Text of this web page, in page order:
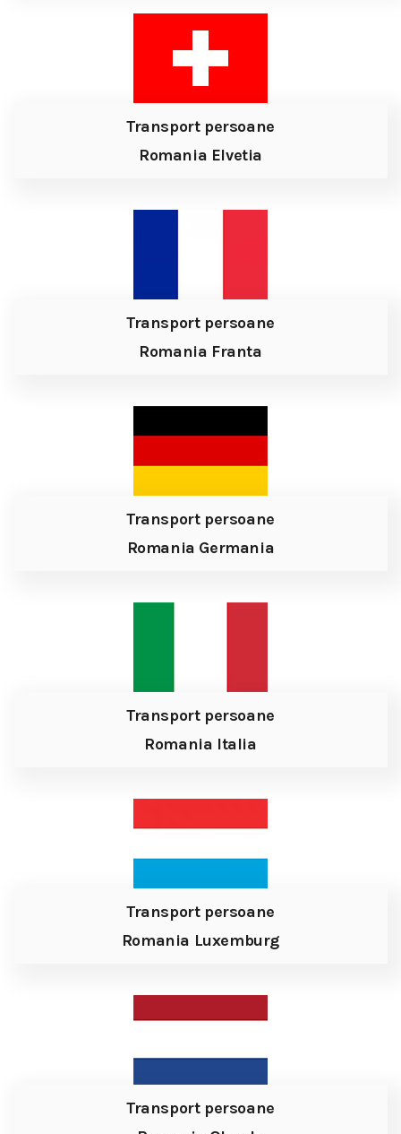
Transport persoane
Romania Elvetia
Transport persoane
Romania Franta
Transport persoane
Romania Germania
Transport persoane
Romania Italia
Transport persoane
Romania Luxemburg
Transport persoane